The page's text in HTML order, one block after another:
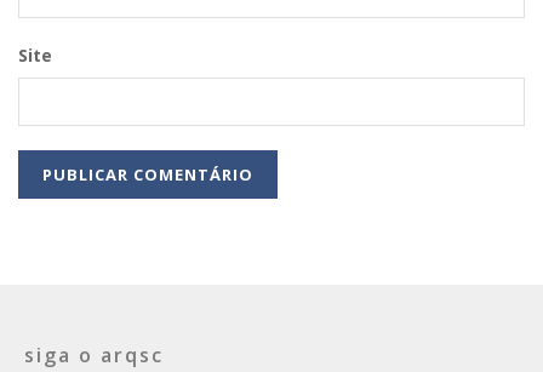
Site
siga o arqsc